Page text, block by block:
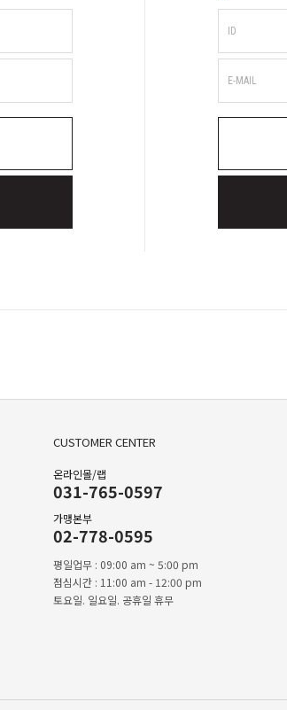
ID
E-MAIL
CUSTOMER CENTER
온라인몰/랩
031-765-0597
가맹본부
02-778-0595
평일업무 : 09:00 am ~ 5:00 pm
점심시간 : 11:00 am - 12:00 pm
토요일. 일요일. 공휴일 휴무